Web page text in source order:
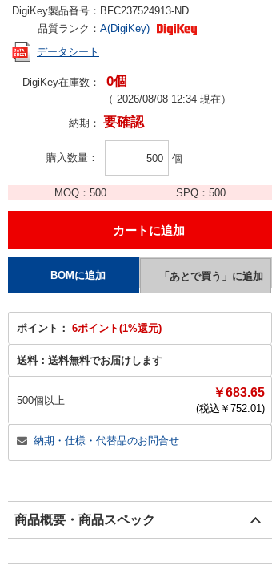
DigiKey製品番号： BFC237524913-ND
品質ランク： A(DigiKey)
データシート
DigiKey在庫数： 0個
（ 2026/08/08 12:34 現在）
納期： 要確認
購入数量 個
MOQ：500 SPQ： 500
ポイント： 6ポイント(1%還元)
送料： 送料無料でお届けします
500個以上
￥683.65
(税込￥ 752.01)
納期・仕様・代替品のお問合せ
商品概要・商品スペック